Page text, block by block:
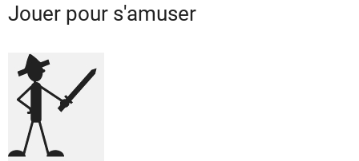
Jouer pour s'amuser